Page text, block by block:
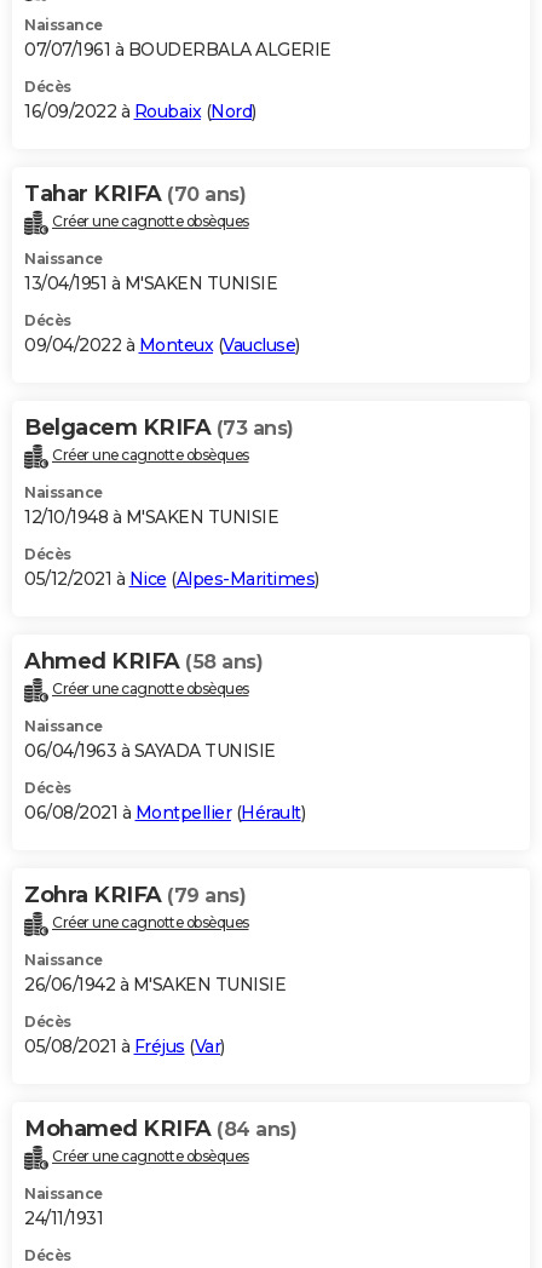
Naissance
07/07/1961 à BOUDERBALA ALGERIE
Décès
16/09/2022 à Roubaix(Nord)
Tahar KRIFA (70 ans)
Créer une cagnotte obsèques
Naissance
13/04/1951 à M'SAKEN TUNISIE
Décès
09/04/2022 à Monteux(Vaucluse)
Belgacem KRIFA (73 ans)
Créer une cagnotte obsèques
Naissance
12/10/1948 à M'SAKEN TUNISIE
Décès
05/12/2021 à Nice (Alpes-Maritimes)
Ahmed KRIFA (58 ans)
Créer une cagnotte obsèques
Naissance
06/04/1963 à SAYADA TUNISIE
Décès
06/08/2021 à Montpellier(Hérault)
Zohra KRIFA (79 ans)
Créer une cagnotte obsèques
Naissance
26/06/1942 à M'SAKEN TUNISIE
Décès
05/08/2021 à Fréjus (Var)
Mohamed KRIFA (84 ans)
Créer une cagnotte obsèques
Naissance
24/11/1931
Décès